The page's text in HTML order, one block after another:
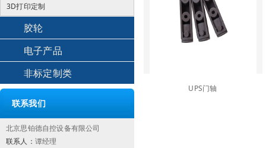
3D打印定制
胶轮
电子产品
非标定制类
联系我们
北京思铂德自控设备有限公司
联系人： 谭经理
UPS门轴